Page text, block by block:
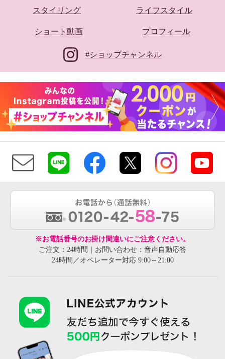
スタイリング ライフスタイル
ショート動画 プロフィール
#ショップチャンネル
※お電話番号のお掛け間違いにご注意ください。
ご注文：24時間｜お問い合わせ：音声自動応答
24時間／オペレーター対応 9:00～21:00